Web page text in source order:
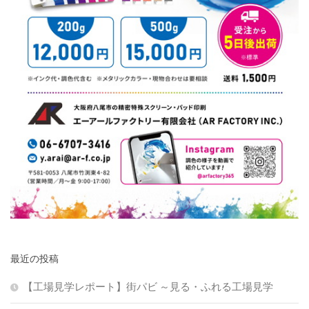
最近の投稿
【工場見学レポート】街パビ ～見る・ふれる工場見学